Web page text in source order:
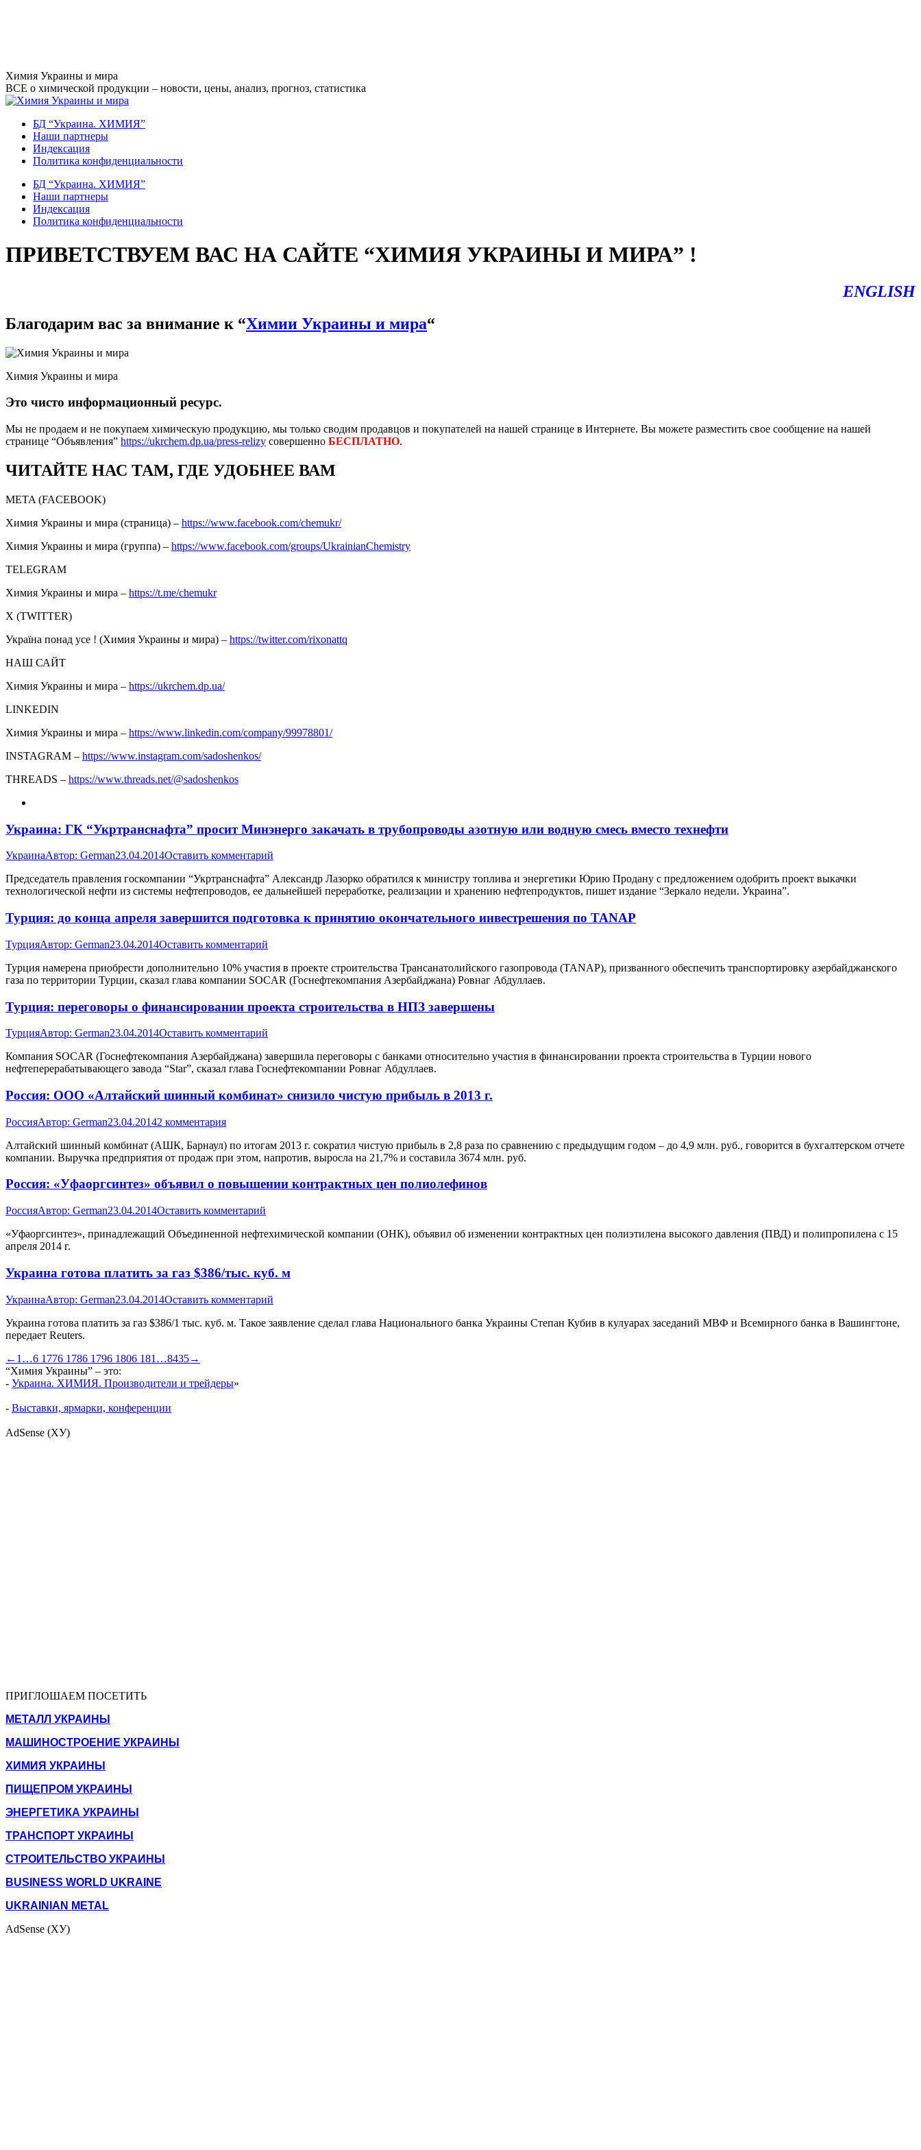
Перейти
к
содержанию
Химия Украины и мира
ВСЕ о химической продукции – новости, цены, анализ, прогноз, статистика
БД “Украина. ХИМИЯ”
Наши партнеры
Индексация
Политика конфиденциальности
БД “Украина. ХИМИЯ”
Наши партнеры
Индексация
Политика конфиденциальности
ПРИВЕТСТВУЕМ ВАС НА САЙТЕ “ХИМИЯ УКРАИНЫ И МИРА” !
ENGLISH
Благодарим вас за внимание к “Химии Украины и мира“
Химия Украины и мира
Это чисто информационный ресурс.
Мы не продаем и не покупаем химическую продукцию, мы только сводим продавцов и покупателей на нашей странице в Интернете. Вы можете разместить свое сообщение на нашей
странице “Объявления” https://ukrchem.dp.ua/press-relizy совершенно БЕСПЛАТНО.
ЧИТАЙТЕ НАС ТАМ, ГДЕ УДОБНЕЕ ВАМ
META (FACEBOOK)
Химия Украины и мира (страница) – https://www.facebook.com/chemukr/
Химия Украины и мира (группа) – https://www.facebook.com/groups/UkrainianChemistry
TELEGRAM
Химия Украины и мира – https://t.me/chemukr
Х (TWITTER)
Україна понад усе ! (Химия Украины и мира) – https://twitter.com/rixonattq
НАШ САЙТ
Химия Украины и мира – https://ukrchem.dp.ua/
LINKEDIN
Химия Украины и мира – https://www.linkedin.com/company/99978801/
INSTAGRAM – https://www.instagram.com/sadoshenkos/
THREADS – https://www.threads.net/@sadoshenkos
Украина: ГК “Укртранснафта” просит Минэнерго закачать в трубопроводы азотную или водную смесь вместо технефти
УкраинаАвтор: German23.04.2014Оставить комментарий
Председатель правления госкомпании “Укртранснафта” Александр Лазорко обратился к министру топлива и энергетики Юрию Продану с предложением одобрить проект выкачки
технологической нефти из системы нефтепроводов, ее дальнейшей переработке, реализации и хранению нефтепродуктов, пишет издание “Зеркало недели. Украина”.
Турция: до конца апреля завершится подготовка к принятию окончательного инвестрешения по TANAP
ТурцияАвтор: German23.04.2014Оставить комментарий
Турция намерена приобрести дополнительно 10% участия в проекте строительства Трансанатолийского газопровода (TANAP), призванного обеспечить транспортировку азербайджанского
газа по территории Турции, сказал глава компании SOCAR (Госнефтекомпания Азербайджана) Ровнаг Абдуллаев.
Турция: переговоры о финансировании проекта строительства в НПЗ завершены
ТурцияАвтор: German23.04.2014Оставить комментарий
Компания SOCAR (Госнефтекомпания Азербайджана) завершила переговоры с банками относительно участия в финансировании проекта строительства в Турции нового
нефтеперерабатывающего завода “Star”, сказал глава Госнефтекомпании Ровнаг Абдуллаев.
Россия: ООО «Алтайский шинный комбинат» снизило чистую прибыль в 2013 г.
РоссияАвтор: German23.04.20142 комментария
Алтайский шинный комбинат (АШК, Барнаул) по итогам 2013 г. сократил чистую прибыль в 2,8 раза по сравнению с предыдущим годом – до 4,9 млн. руб., говорится в бухгалтерском отчете
компании. Выручка предприятия от продаж при этом, напротив, выросла на 21,7% и составила 3674 млн. руб.
Россия: «Уфаоргсинтез» объявил о повышении контрактных цен полиолефинов
РоссияАвтор: German23.04.2014Оставить комментарий
«Уфаоргсинтез», принадлежащий Объединенной нефтехимической компании (ОНК), объявил об изменении контрактных цен полиэтилена высокого давления (ПВД) и полипропилена с 15
апреля 2014 г.
Украина готова платить за газ $386/тыс. куб. м
УкраинаАвтор: German23.04.2014Оставить комментарий
Украина готова платить за газ $386/1 тыс. куб. м. Такое заявление сделал глава Национального банка Украины Степан Кубив в кулуарах заседаний МВФ и Всемирного банка в Вашингтоне,
передает Reuters.
← 1 …6 1776 1786 1796 1806 181 …8435→
“Химия Украины” – это:
- Украина. ХИМИЯ. Производители и трейдеры»
- Выставки, ярмарки, конференции
AdSense (ХУ)
ПРИГЛОШАЕМ ПОСЕТИТЬ
МЕТАЛЛ УКРАИНЫ
МАШИНОСТРОЕНИЕ УКРАИНЫ
ХИМИЯ УКРАИНЫ
ПИЩЕПРОМ УКРАИНЫ
ЭНЕРГЕТИКА УКРАИНЫ
ТРАНСПОРТ УКРАИНЫ
СТРОИТЕЛЬСТВО УКРАИНЫ
BUSINESS WORLD UKRAINE
UKRAINIAN METAL
AdSense (ХУ)